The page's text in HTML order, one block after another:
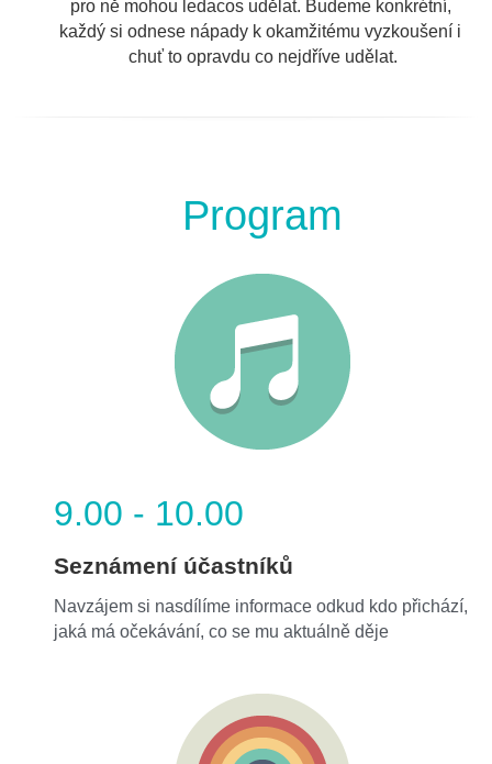
pro ně mohou ledacos udělat. Budeme konkrétní,
každý si odnese nápady k okamžitému vyzkoušení i
chuť to opravdu co nejdříve udělat.
Program
9.00 - 10.00
Seznámení účastníků
Navzájem si nasdílíme informace odkud kdo přichází,
jaká má očekávání, co se mu aktuálně děje